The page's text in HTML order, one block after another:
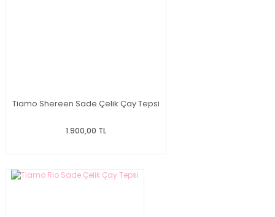
Tiamo Shereen Sade Çelik Çay Tepsi
1.900,00 TL